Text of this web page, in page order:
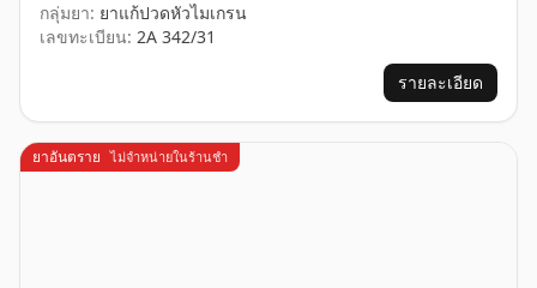
กลุ่มยา: ยาแก้ปวดหัวไมเกรน
เลขทะเบียน: 2A 342/31
รายละเอียด
ยาอันตราย ไม่จำหน่ายในร้านชำ